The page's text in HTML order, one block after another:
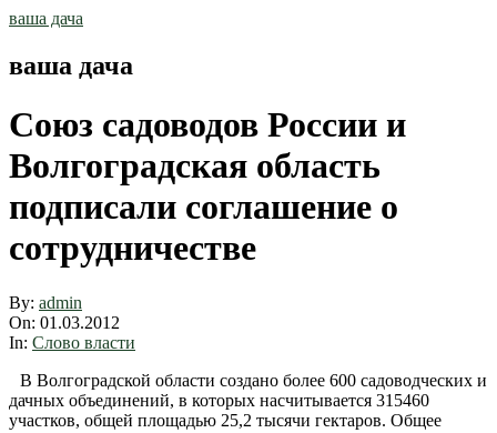
Skip
ваша дача
ваша дача
Союз садоводов России и
Волгоградская область
подписали соглашение о
сотрудничестве
By: admin
On: 01.03.2012
In: Слово власти
В Волгоградской области создано более 600 садоводческих и
дачных объединений, в которых насчитывается 315460
участков, общей площадью 25,2 тысячи гектаров. Общее